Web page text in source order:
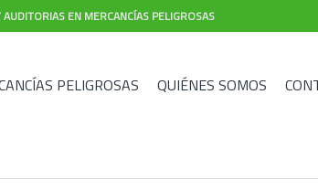
EN MERCANCÍAS PELIGROSAS
PELIGROSAS QUIÉNES SOMOS